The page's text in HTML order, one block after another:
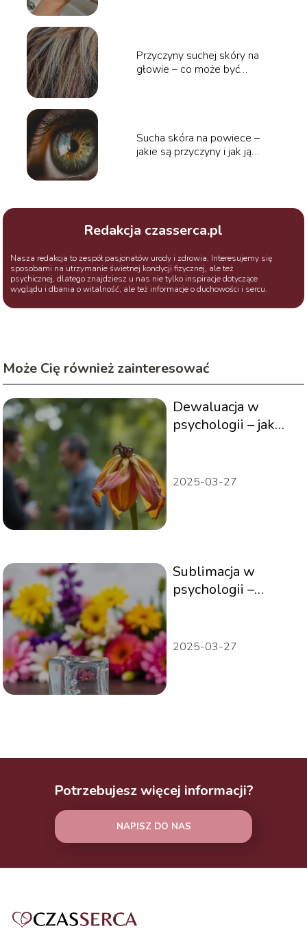
Przyczyny suchej skóry na
głowie – co może być
Sucha skóra na powiece –
jakie są przyczyny i jak ją
Redakcja czasserca.pl
Nasza redakcja to zespół pasjonatów urody i zdrowia. Interesujemy się
sposobami na utrzymanie świetnej kondycji fizycznej, ale też
psychicznej, dlatego znajdziesz u nas nie tylko inspiracje dotyczące
wyglądu i dbania o witalność, ale też informacje o duchowości i sercu.
Może Cię również zainteresować
Dewaluacja w
psychologii – jak
2025-03-27
Sublimacja w
psychologii –
narzędzie rozwoju?
2025-03-27
Potrzebujesz więcej informacji?
NAPISZ DO NAS